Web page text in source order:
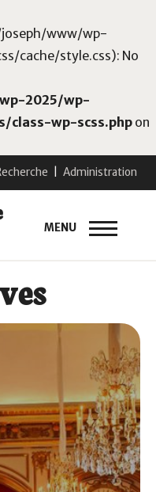
www/wp-
cache/style.css): No
2025/wp-
class-wp-scss.php on
Administration
MENU